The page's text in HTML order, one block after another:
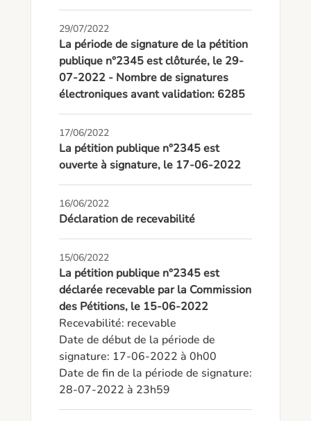
29/07/2022
La période de signature de la pétition
publique n°2345 est clôturée, le 29-
07-2022 - Nombre de signatures
électroniques avant validation: 6285
17/06/2022
La pétition publique n°2345 est
ouverte à signature, le 17-06-2022
16/06/2022
Déclaration de recevabilité
15/06/2022
La pétition publique n°2345 est
déclarée recevable par la Commission
des Pétitions, le 15-06-2022
Recevabilité: recevable
Date de début de la période de
signature: 17-06-2022 à 0h00
Date de fin de la période de signature:
28-07-2022 à 23h59